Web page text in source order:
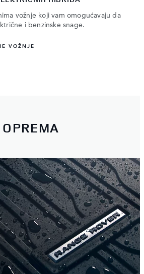
vožnje koji vam omogućavaju da
i benzinske snage.
VOŽNJE